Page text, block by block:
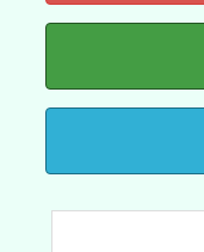
pilot
有關
薪期
轉知
業技
用水
115
桃園
2026